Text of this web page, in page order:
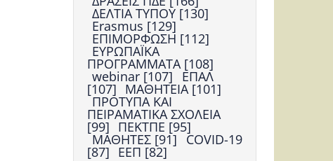
ΔΕΛΤΙΑ ΤΥΠΟΥ [130]
Erasmus [129]
ΕΠΙΜΟΡΦΩΣΗ [112]
ΕΥΡΩΠΑΪΚΑ
ΠΡΟΓΡΑΜΜΑΤΑ [108]
webinar [107] ΕΠΑΛ
[107] ΜΑΘΗΤΕΙΑ [101]
ΠΡΟΤΥΠΑ ΚΑΙ
ΠΕΙΡΑΜΑΤΙΚΑ ΣΧΟΛΕΙΑ
[99] ΠΕΚΤΠΕ [95]
ΜΑΘΗΤΕΣ [91] COVID-19
[87] ΕΕΠ [82]